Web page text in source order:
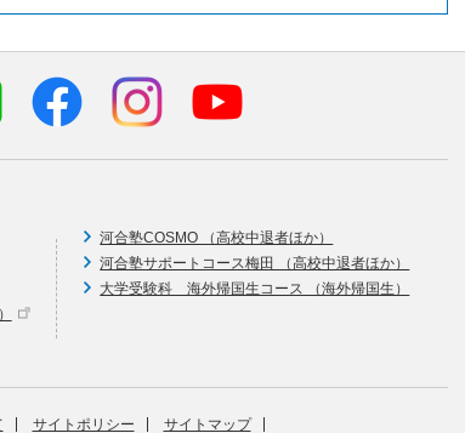
河合塾COSMO （高校中退者ほか）
河合塾サポートコース梅田 （高校中退者ほか）
大学受験科 海外帰国生コース （海外帰国生）
サイトポリシー サイトマップ